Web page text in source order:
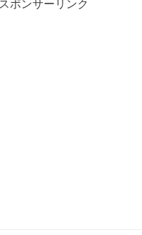
スポンサーリンク